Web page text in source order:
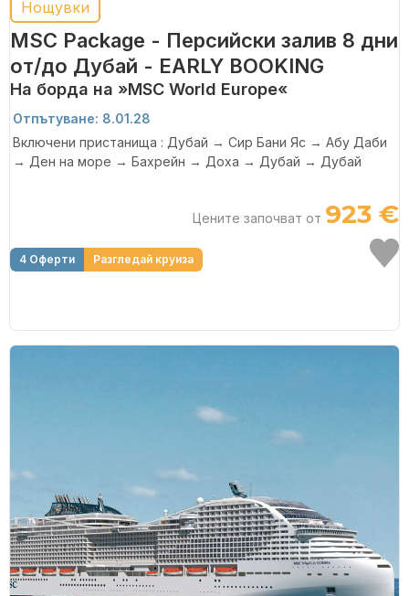
Нощувки
MSC Package - Персийски залив 8 дни
от/до Дубай - EARLY BOOKING
На борда на »MSC World Europe«
Отпътуване: 8.01.28
Включени пристанища : Дубай → Сир Бани Яс → Абу Даби
→ Ден на море → Бахрейн → Доха → Дубай → Дубай
Цените започват от 923 €
4 Оферти Разгледай круиза